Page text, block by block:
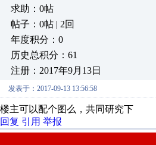
求助：0帖
帖子：0帖 | 2回
年度积分：0
历史总积分：61
注册：2017年9月13日
发表于：2017-09-13 13:56:58
楼主可以配个图么，共同研究下
回复 引用 举报